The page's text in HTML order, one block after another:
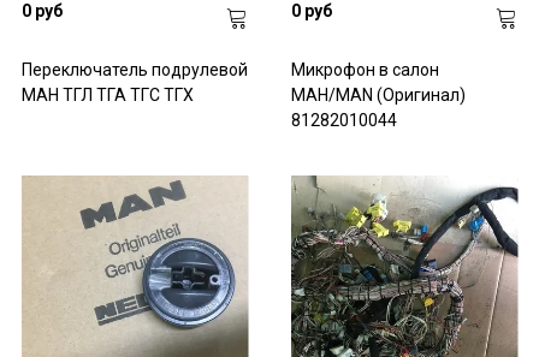
0 руб
Переключатель подрулевой
МАН ТГЛ ТГА ТГС ТГХ
0 руб
Микрофон в салон
МАН/MAN (Оригинал)
81282010044